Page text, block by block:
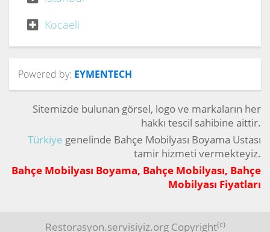
Kocaeli
Powered by: EYMENTECH
Sitemizde bulunan görsel, logo ve markaların her
hakkı tescil sahibine aittir.
Türkiye genelinde Bahçe Mobilyası Boyama Ustası
tamir hizmeti vermekteyiz.
Bahçe Mobilyası Boyama, Bahçe Mobilyası, Bahçe
Mobilyası Fiyatları
Restorasyon.servisiyiz.org Copyright(c)